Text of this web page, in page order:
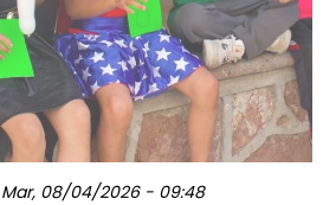
Mar, 08/04/2026 - 09:48